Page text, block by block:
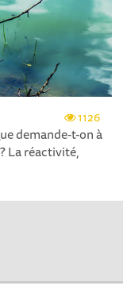
1126
demande-t-on à
La réactivité,